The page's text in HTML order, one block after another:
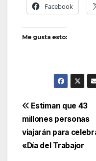
Facebook
Me gusta esto:
de
entradas
Estiman que 43
millones personas
viajarán para
«Día del Trabajor